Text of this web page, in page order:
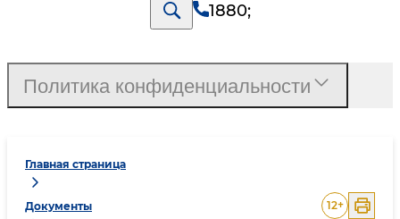
1880;
Главная страница
Документы 12+
Политика конфиденциальности